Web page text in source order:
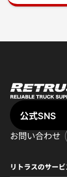
公式SNS
お問い合わせ
リトラスのサービ